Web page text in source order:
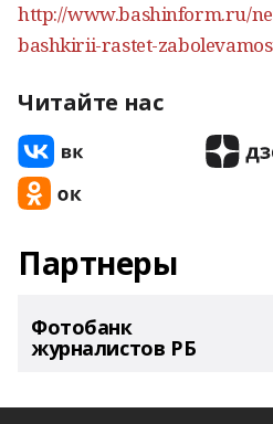
http://www.bashinform.ru/
bashkirii-rastet-
Читайте нас
Партнеры
Фотобанк
журналистов РБ